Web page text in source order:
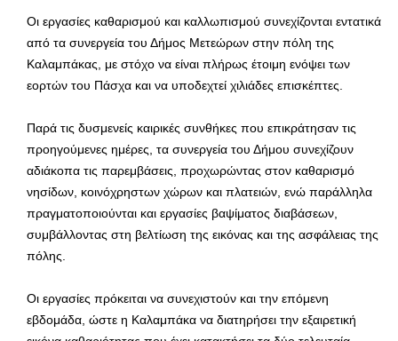
Οι εργασίες καθαρισμού και καλλωπισμού συνεχίζονται εντατικά
από τα συνεργεία του Δήμος Μετεώρων στην πόλη της
Καλαμπάκας, με στόχο να είναι πλήρως έτοιμη ενόψει των
εορτών του Πάσχα και να υποδεχτεί χιλιάδες επισκέπτες.
Παρά τις δυσμενείς καιρικές συνθήκες που επικράτησαν τις
προηγούμενες ημέρες, τα συνεργεία του Δήμου συνεχίζουν
αδιάκοπα τις παρεμβάσεις, προχωρώντας στον καθαρισμό
νησίδων, κοινόχρηστων χώρων και πλατειών, ενώ παράλληλα
πραγματοποιούνται και εργασίες βαψίματος διαβάσεων,
συμβάλλοντας στη βελτίωση της εικόνας και της ασφάλειας της
πόλης.
Οι εργασίες πρόκειται να συνεχιστούν και την επόμενη
εβδομάδα, ώστε η Καλαμπάκα να διατηρήσει την εξαιρετική